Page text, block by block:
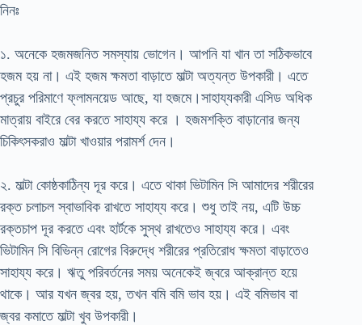
নিনঃ
১. অনেকে হজমজনিত সমস্যায় ভোগেন। আপনি যা খান তা সঠিকভাবে
হজম হয় না। এই হজম ক্ষমতা বাড়াতে মাল্টা অত্যন্ত উপকারী। এতে
প্রচুর পরিমাণে ফ্লামনয়েড আছে, যা হজমে।সাহায্যকারী এসিড অধিক
মাত্রায় বাইরে বের করতে সাহায্য করে । হজমশক্তি বাড়ানোর জন্য
চিকিৎসকরাও মাল্টা খাওয়ার পরামর্শ দেন।
২. মাল্টা কোষ্ঠকাঠিন্য দূর করে। এতে থাকা ভিটামিন সি আমাদের শরীরের
রক্ত ​​চলাচল স্বাভাবিক রাখতে সাহায্য করে। শুধু তাই নয়, এটি উচ্চ
রক্তচাপ দূর করতে এবং হার্টকে সুস্থ রাখতেও সাহায্য করে। এবং
ভিটামিন সি বিভিন্ন রোগের বিরুদ্ধে শরীরের প্রতিরোধ ক্ষমতা বাড়াতেও
সাহায্য করে। ঋতু পরিবর্তনের সময় অনেকেই জ্বরে আক্রান্ত হয়ে
থাকে। আর যখন জ্বর হয়, তখন বমি বমি ভাব হয়। এই বমিভাব বা
জ্বর কমাতে মাল্টা খুব উপকারী।